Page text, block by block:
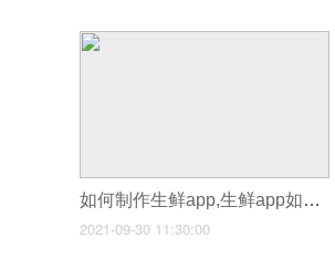
如何制作生鲜app,生鲜app如何开发
2021-09-30 11:30:00